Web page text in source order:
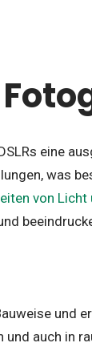
eine
was
von Licht
und
auch in